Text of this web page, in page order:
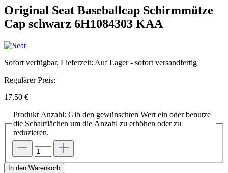
Original Seat Baseballcap Schirmmütze
Cap schwarz 6H1084303 KAA
Sofort verfügbar, Lieferzeit: Auf Lager - sofort versandfertig
Regulärer Preis:
17,50 €
Produkt Anzahl: Gib den gewünschten Wert ein oder benutze
die Schaltflächen um die Anzahl zu erhöhen oder zu
reduzieren.
In den Warenkorb